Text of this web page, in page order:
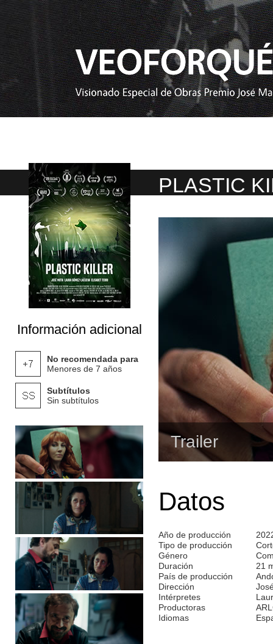
Información adicional
No recomendada para
Menores de 7 años
Subtítulos
Sin subtítulos
PLASTIC
Trailer
Datos
Año de producción
Tipo de producción
Género
Duración
21
País de producción
Dirección
Intérpretes
Productoras
Idiomas